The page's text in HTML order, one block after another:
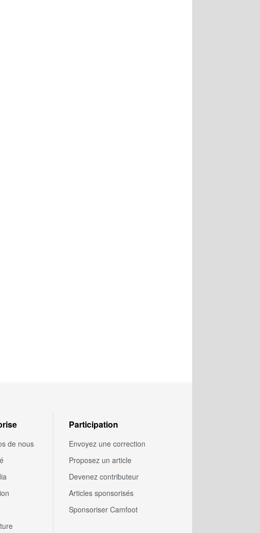
de nous
Participation
Envoyez une correction
Proposez un article
Devenez contributeur
Articles sponsorisés
Sponsoriser Camfoot